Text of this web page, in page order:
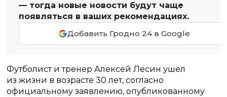
— тогда новые новости будут чаще
появляться в ваших рекомендациях.
Добавить Гродно 24 в Google
Футболист и тренер Алексей Лесин ушел
из жизни в возрасте 30 лет, согласно
официальному заявлению, опубликованному